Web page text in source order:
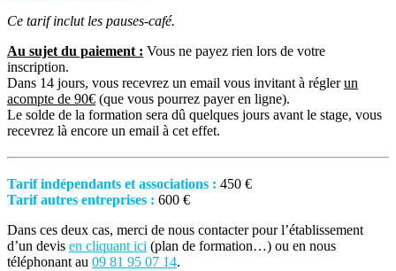
Ce tarif inclut les pauses-café.
Au sujet du paiement : Vous ne payez rien lors de votre
inscription.
Dans 14 jours, vous recevrez un email vous invitant à régler un
acompte de 90€ (que vous pourrez payer en ligne).
Le solde de la formation sera dû quelques jours avant le stage, vous
recevrez là encore un email à cet effet.
Tarif indépendants et associations : 450 €
Tarif autres entreprises : 600 €
Dans ces deux cas, merci de nous contacter pour l’établissement
d’un devis en cliquant ici (plan de formation…) ou en nous
téléphonant au 09 81 95 07 14.